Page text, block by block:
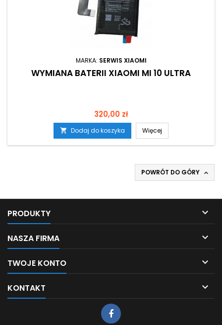
MARKA: SERWIS XIAOMI
WYMIANA BATERII XIAOMI MI 10 ULTRA
Cena
320,00 zł
 Dodaj do koszyka Więcej
POWRÓT DO GÓRY 
PRODUKTY 
NASZA FIRMA 
TWOJE KONTO 
KONTAKT 